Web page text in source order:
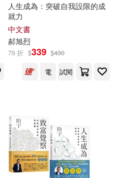
人生成為：突破自我設限的成
就力
中文書
郝旭烈
79 折 $339 $430
電
試閱